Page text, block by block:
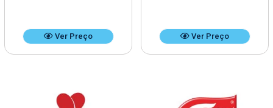
Ver Preço Ver Preço